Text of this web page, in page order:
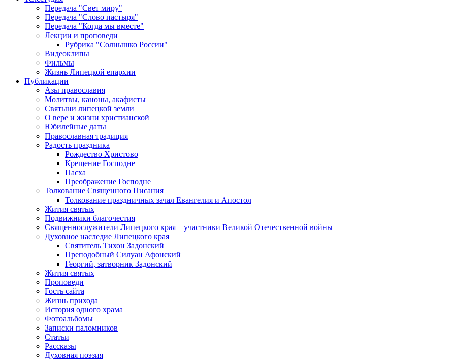
Передача "Свет миру"
Передача "Слово пастыря"
Передача "Когда мы вместе"
Лекции и проповеди
Рубрика "Солнышко России"
Видеоклипы
Фильмы
Жизнь Липецкой епархии
Публикации
Азы православия
Молитвы, каноны, акафисты
Святыни липецкой земли
О вере и жизни христианской
Юбилейные даты
Православная традиция
Радость праздника
Рождество Христово
Крещение Господне
Пасха
Преображение Господне
Толкование Священного Писания
Толкование праздничных зачал Евангелия и Апостол
Жития святых
Подвижники благочестия
Священнослужители Липецкого края – участники Великой Отечественной войны
Духовное наследие Липецкого края
Святитель Тихон Задонский
Преподобный Силуан Афонский
Георгий, затворник Задонский
Жития святых
Проповеди
Гость сайта
Жизнь прихода
История одного храма
Фотоальбомы
Записки паломников
Статьи
Рассказы
Духовная поэзия